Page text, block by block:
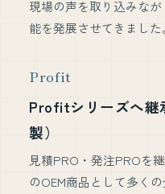
現場の声を取り込みな
能を発展させてきました。
Profit
Profitシリーズへ継
製）
見積PRO・発注PROを
のOEM商品として多く